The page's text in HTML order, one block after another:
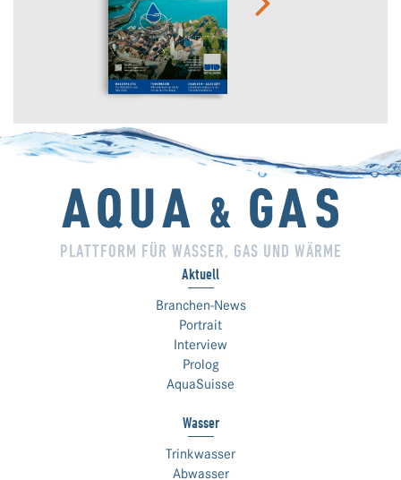
PLATTFORM FÜR WASSER, GAS UND WÄRME
Aktuell
Branchen-News
Portrait
Interview
Prolog
AquaSuisse
Wasser
Trinkwasser
Abwasser